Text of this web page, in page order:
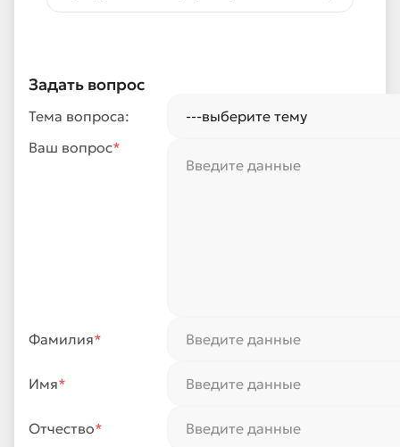
Задать вопрос
Тема вопроса:
Ваш вопрос*
Фамилия*
Имя*
Отчество*